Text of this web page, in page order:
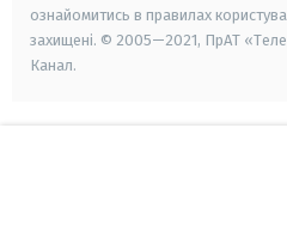
ознайомитись в правилах
захищені. © 2005—2021, ПрАТ
Канал.